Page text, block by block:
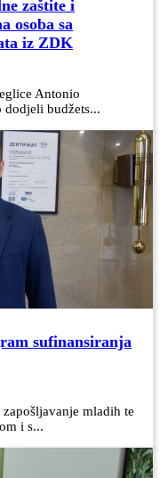
zaštite i
osoba sa
iz ZDK
Antonio
dodjeli budžets...
sufinansiranja
mladih te
i s...